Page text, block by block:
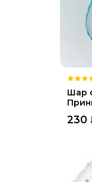
Шар
230